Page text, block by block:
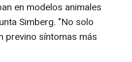
en modelos animales
Simberg. "No solo
previno síntomas más